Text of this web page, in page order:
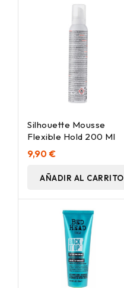
Silhouette Mousse
Flexible Hold 200 Ml
9,90 €
AÑADIR AL CARRITO